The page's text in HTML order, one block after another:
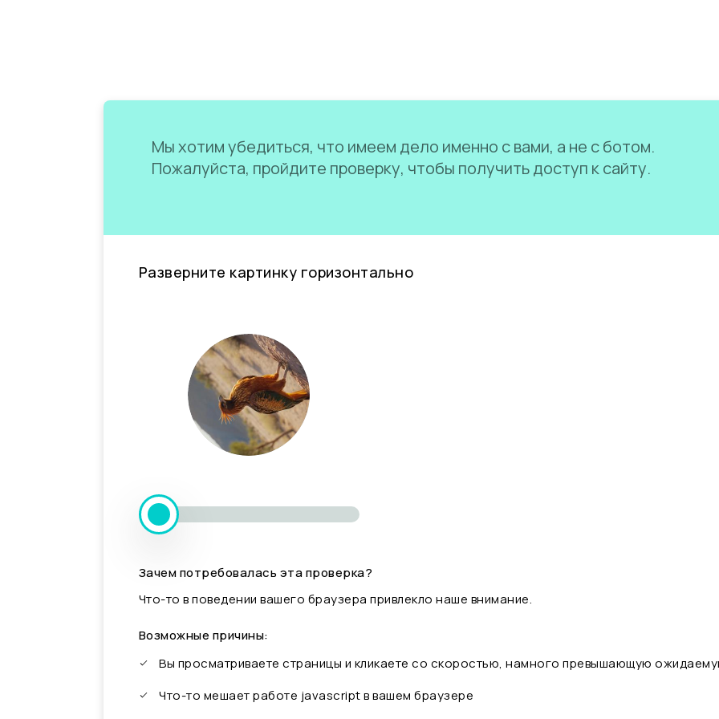
Мы хотим убедиться, что имеем дело именно с вами, а не с ботом.
Пожалуйста, пройдите проверку, чтобы получить доступ к сайту.
Разверните картинку горизонтально
Зачем потребовалась эта проверка?
Что-то в поведении вашего браузера привлекло наше внимание.
Возможные причины:
Вы просматриваете страницы и кликаете со скоростью, намного превышающую
Что-то мешает работе javascript в вашем браузере